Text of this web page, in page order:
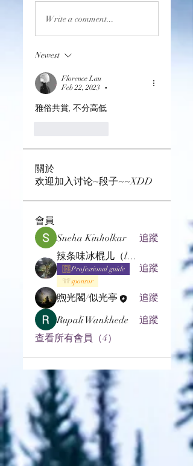
Write a comment...
Newest
Florence Lau
Feb 22, 2023
•
雅俗共賞, 不分高低
關於
欢迎加入讨论~段子~~XDD
會員
Sneha Kinholkar
追蹤
辣条味冰棍儿（lof别玩了要氪金的）
Professional guide
sponsor
追蹤
煦光閣/似光亭
追蹤
Rupali Wankhede
追蹤
查看所有會員（4）